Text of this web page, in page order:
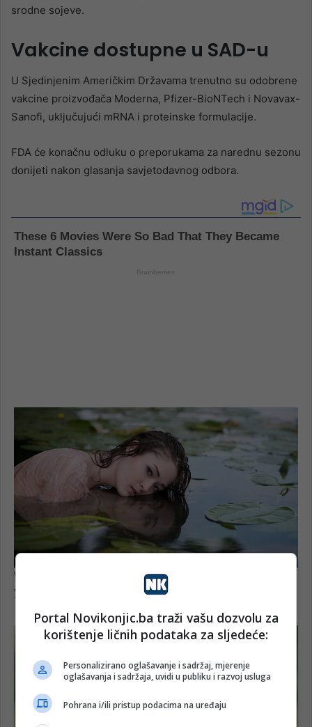
srodne sojeve.
Vakcine dostupne u SAD-u
U Sjedinjenim Američkim Državama trenutno su odobrene
vakcine proizvođača Moderna, Pfizer-BioNTech i Novavax-
Sanofi, uključujući mRNA i proteinske formulacije.
FDA će konačnu odluku o preporukama za narednu sezonu
donijeti nakon glasanja savjetodavnog odbora.
Portal Novikonjic.ba traži vašu dozvolu za
korištenje ličnih podataka za sljedeće:
Personalizirano oglašavanje i sadržaj, mjerenje
oglašavanja i sadržaja, uvidi u publiku i razvoj usluga
Pohrana i/ili pristup podacima na uređaju